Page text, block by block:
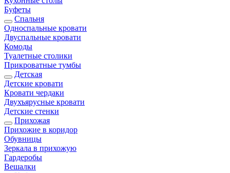
Буфеты
Спальня
Односпальные кровати
Двуспальные кровати
Комоды
Туалетные столики
Прикроватные тумбы
Детская
Детские кровати
Кровати чердаки
Двухъярусные кровати
Детские стенки
Прихожая
Прихожие в коридор
Обувницы
Зеркала в прихожую
Гардеробы
Вешалки